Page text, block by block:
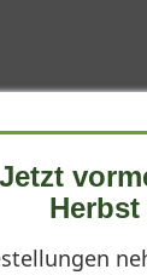
Jetzt